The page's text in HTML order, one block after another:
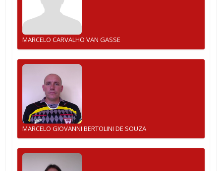
MARCELO CARVALHO VAN GASSE
MARCELO GIOVANNI BERTOLINI DE SOUZA